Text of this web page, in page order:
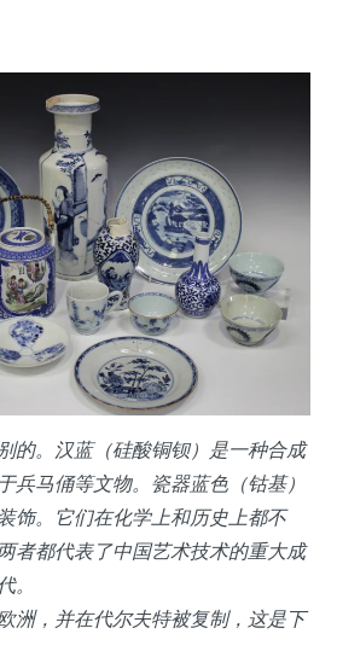
的。汉蓝（硅酸铜钡）是一种合成
兵马俑等文物。瓷器蓝色（钴基）
饰。它们在化学上和历史上都不
者都代表了中国艺术技术的重大成
洲，并在代尔夫特被复制，这是下